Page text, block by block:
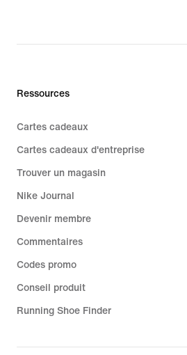
Ressources
Cartes cadeaux
Cartes cadeaux d'entreprise
Trouver un magasin
Nike Journal
Devenir membre
Commentaires
Codes promo
Conseil produit
Running Shoe Finder